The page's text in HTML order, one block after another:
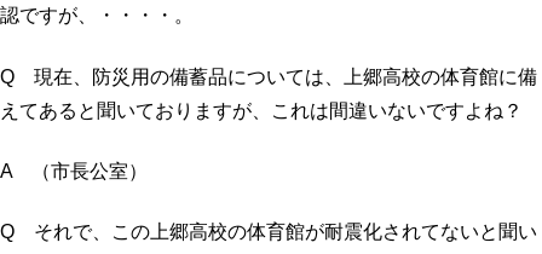
認ですが、・・・・。
Q 現在、防災用の備蓄品については、上郷高校の体育館に備
えてあると聞いておりますが、これは間違いないですよね？
A （市長公室）
Q それで、この上郷高校の体育館が耐震化されてないと聞い